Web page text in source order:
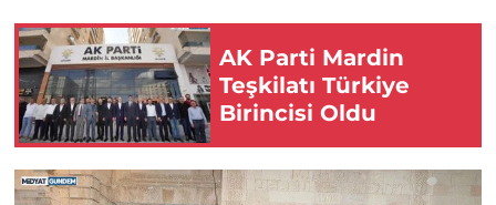
AK Parti Mardin
Teşkilatı Türkiye
Birincisi Oldu